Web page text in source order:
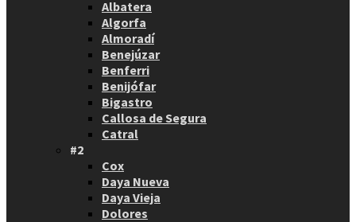
Albatera
Algorfa
Almoradí
Benejúzar
Benferri
Benijófar
Bigastro
Callosa de Segura
Catral
#2
Cox
Daya Nueva
Daya Vieja
Dolores